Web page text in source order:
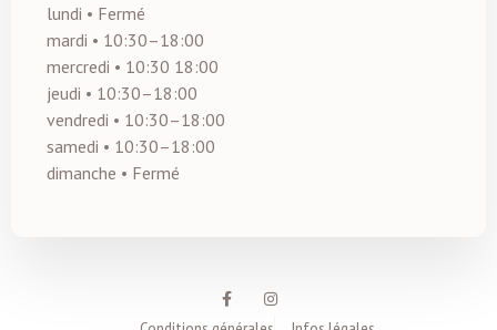
lundi • Fermé
mardi • 10:30–18:00
mercredi • 10:30 18:00
jeudi • 10:30–18:00
vendredi • 10:30–18:00
samedi • 10:30–18:00
dimanche • Fermé